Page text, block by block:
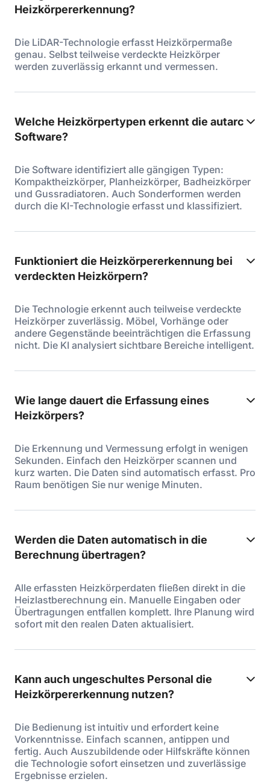
Heizkörpererkennung?
Die LiDAR-Technologie erfasst Heizkörpermaße
genau. Selbst teilweise verdeckte Heizkörper
werden zuverlässig erkannt und vermessen.
Welche Heizkörpertypen erkennt die autarc
Software?
Die Software identifiziert alle gängigen Typen:
Kompaktheizkörper, Planheizkörper, Badheizkörper
und Gussradiatoren. Auch Sonderformen werden
durch die KI-Technologie erfasst und klassifiziert.
Funktioniert die Heizkörpererkennung bei
verdeckten Heizkörpern?
Die Technologie erkennt auch teilweise verdeckte
Heizkörper zuverlässig. Möbel, Vorhänge oder
andere Gegenstände beeinträchtigen die Erfassung
nicht. Die KI analysiert sichtbare Bereiche intelligent.
Wie lange dauert die Erfassung eines
Heizkörpers?
Die Erkennung und Vermessung erfolgt in wenigen
Sekunden. Einfach den Heizkörper scannen und
kurz warten. Die Daten sind automatisch erfasst. Pro
Raum benötigen Sie nur wenige Minuten.
Werden die Daten automatisch in die
Berechnung übertragen?
Alle erfassten Heizkörperdaten fließen direkt in die
Heizlastberechnung ein. Manuelle Eingaben oder
Übertragungen entfallen komplett. Ihre Planung wird
sofort mit den realen Daten aktualisiert.
Kann auch ungeschultes Personal die
Heizkörpererkennung nutzen?
Die Bedienung ist intuitiv und erfordert keine
Vorkenntnisse. Einfach scannen, antippen und
fertig. Auch Auszubildende oder Hilfskräfte können
die Technologie sofort einsetzen und zuverlässige
Ergebnisse erzielen.